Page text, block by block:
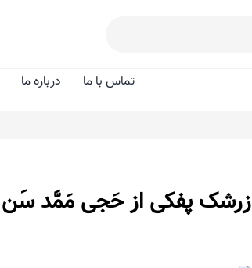
تماس با ما درباره ما
زرشک پفکی از حَجی مَمَّد سَن